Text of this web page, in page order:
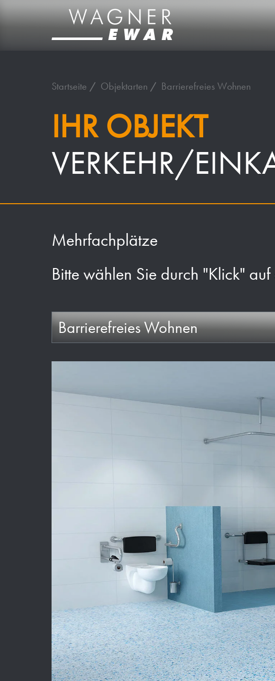
Startseite Objektarten Barrierefreies Wohnen
IHR OBJEKT
VERKEHR/
Mehrfachplätze
Bitte wählen Sie durch "Klick"
Barrierefreies Wohnen